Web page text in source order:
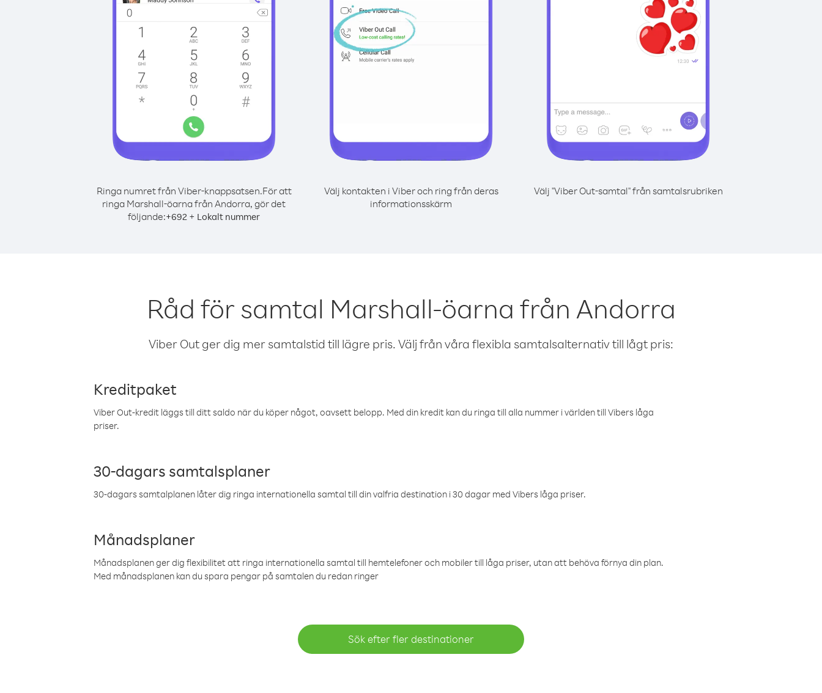
Ringa numret från Viber-knappsatsen.För att
ringa Marshall-öarna från Andorra, gör det
följande:+692 + Lokalt nummer
Välj kontakten i Viber och ring från deras
informationsskärm
Välj "Viber Out-samtal" från samtalsrubriken
Råd för samtal Marshall-öarna från Andorra
Viber Out ger dig mer samtalstid till lägre pris. Välj från våra flexibla samtalsalternativ till lågt pris:
Kreditpaket
Viber Out-kredit läggs till ditt saldo när du köper något, oavsett belopp. Med din kredit kan du ringa till alla nummer i världen till Vibers låga
priser.
30-dagars samtalsplaner
30-dagars samtalplanen låter dig ringa internationella samtal till din valfria destination i 30 dagar med Vibers låga priser.
Månadsplaner
Månadsplanen ger dig flexibilitet att ringa internationella samtal till hemtelefoner och mobiler till låga priser, utan att behöva förnya din plan.
Med månadsplanen kan du spara pengar på samtalen du redan ringer
Sök efter fler destinationer